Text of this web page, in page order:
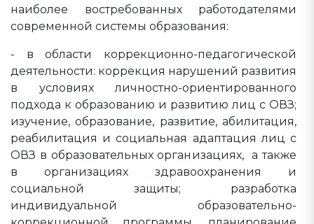
наиболее востребованных работодателями
современной системы образования:
- в области коррекционно-педагогической
деятельности: коррекция нарушений развития
в условиях личностно-ориентированного
подхода к образованию и развитию лиц с ОВЗ;
изучение, образование, развитие, абилитация,
реабилитация и социальная адаптация лиц с
ОВЗ в образовательных организациях, а также
в организациях здравоохранения и
социальной защиты; разработка
индивидуальной образовательно-